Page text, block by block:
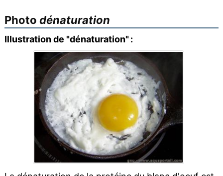
Photo dénaturation
Illustration de "dénaturation" :